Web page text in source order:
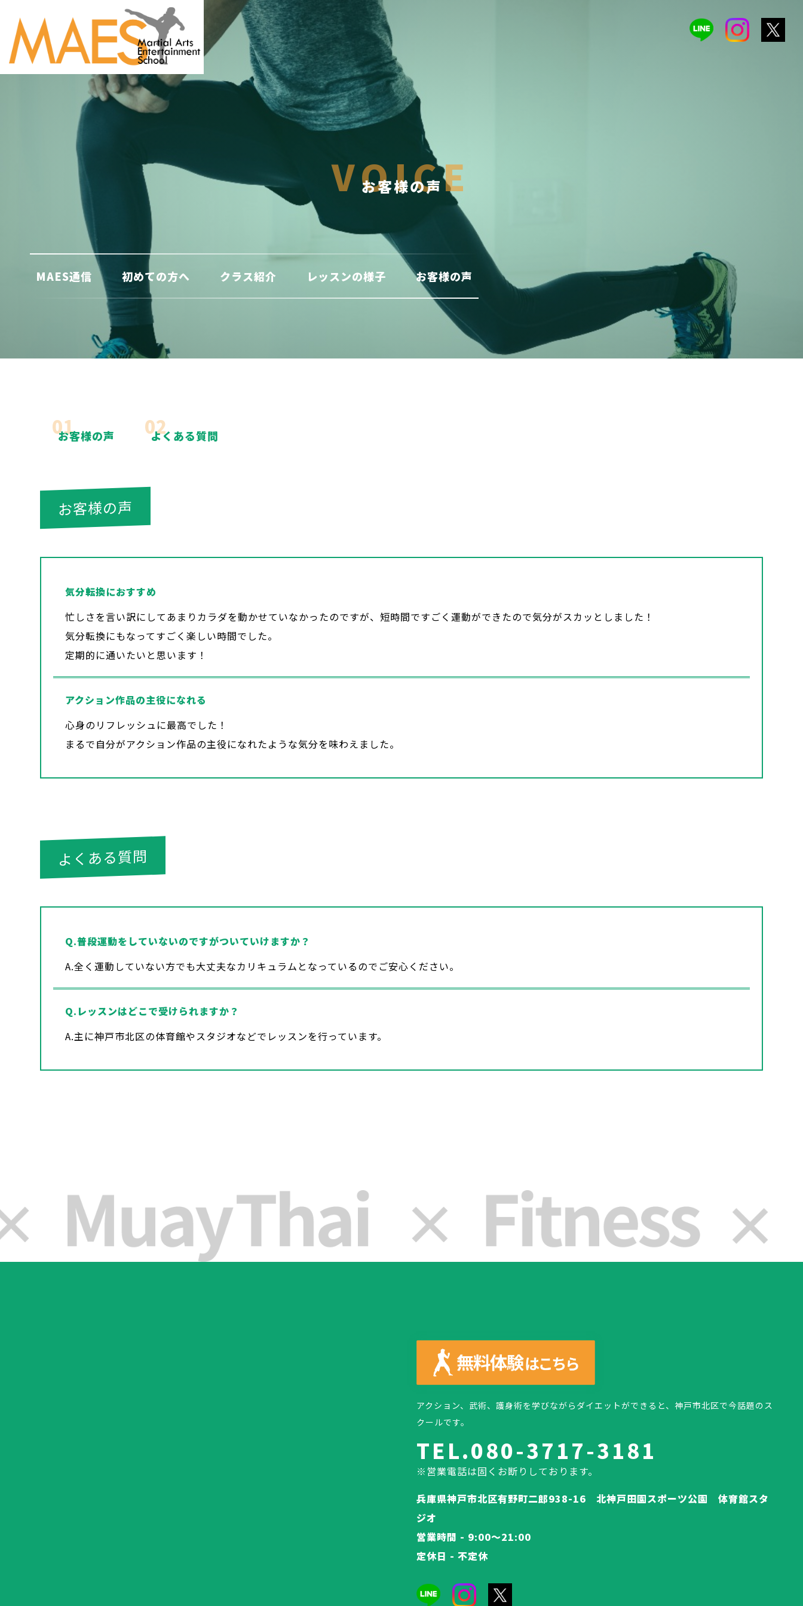
お客様の声
VOICE
MAES通信 初めての方へ クラス紹介 レッスンの様子 お客様の声
01
お客様の声 02
よくある質問
お客様の声
気分転換におすすめ
忙しさを言い訳にしてあまりカラダを動かせていなかったのですが、短時間ですごく運動ができたので気分がスカッとしました！
気分転換にもなってすごく楽しい時間でした。
定期的に通いたいと思います！
アクション作品の主役になれる
心身のリフレッシュに最高でした！
まるで自分がアクション作品の主役になれたような気分を味わえました。
よくある質問
Q.普段運動をしていないのですがついていけますか？
A.全く運動していない方でも大丈夫なカリキュラムとなっているのでご安心ください。
Q.レッスンはどこで受けられますか？
A.主に神戸市北区の体育館やスタジオなどでレッスンを行っています。
アクション、武術、護身術を学びながらダイエットができると、神戸市北区で今話題のス
クールです。
TEL.080-3717-3181
※営業電話は固くお断りしております。
兵庫県神戸市北区有野町二郎938-16 北神戸田園スポーツ公園 体育館スタ
ジオ
営業時間 - 9:00～21:00
定休日 - 不定休